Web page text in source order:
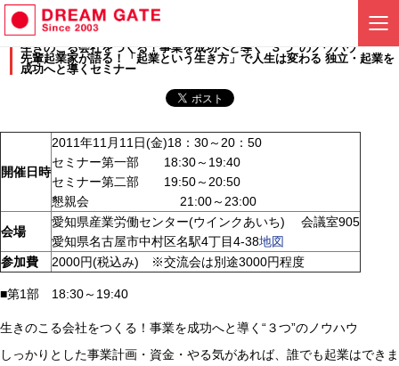
生きのこる会社をつくる！事業を成功へと導く“３つ”のノウハウ
先輩起業家が語る！「起業という生き方」で人生は変わる 独立・起業を
成功へと導くセミナー
開催日時
2011年11月11日(金)18：30～20：50
セミナー第一部 18:30～19:40
セミナー第二部 19:50～20:50
懇親会 21:00～23:00
会場
愛知県産業労働センター(ウインクあいち) 会議室905
愛知県名古屋市中村区名駅4丁目4-38地図
参加費
2000円(税込み) ※交流会は別途3000円程度
■第1部 18:30～19:40
生きのこる会社をつくる！事業を成功へと導く“３つ”のノウハウ
しっかりとした事業計画・資金・やる気があれば、誰でも起業はできま